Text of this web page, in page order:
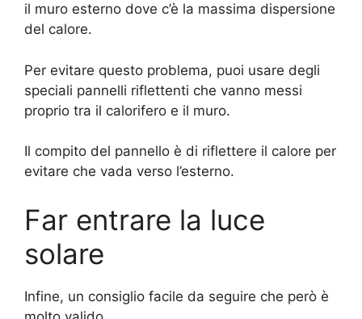
il muro esterno dove c’è la massima dispersione
del calore.
Per evitare questo problema, puoi usare degli
speciali pannelli riflettenti che vanno messi
proprio tra il calorifero e il muro.
Il compito del pannello è di riflettere il calore per
evitare che vada verso l’esterno.
Far entrare la luce
solare
Infine, un consiglio facile da seguire che però è